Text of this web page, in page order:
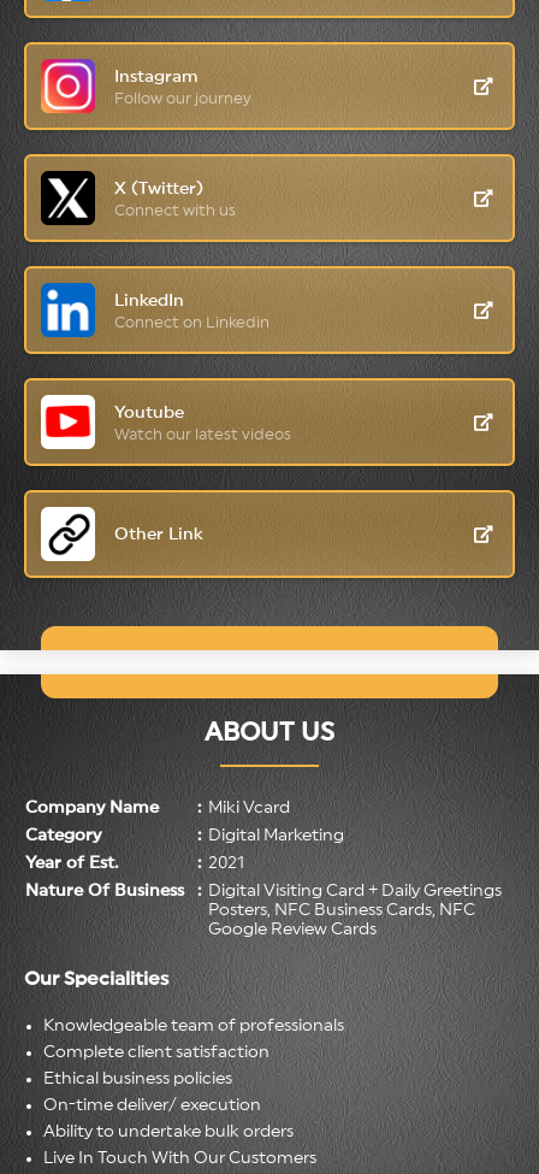
Instagram
Follow our journey
X (Twitter)
Connect with us
LinkedIn
Connect on Linkedin
Youtube
Watch our latest videos
Other Link
ABOUT US
Company Name : Miki Vcard
Category
: Digital Marketing
Year of Est.
: 2021
Nature Of Business
: Digital Visiting Card + Daily Greetings
Posters, NFC Business Cards, NFC
Google Review Cards
Our Specialities
Knowledgeable team of professionals
Complete client satisfaction
Ethical business policies
On-time deliver/ execution
Ability to undertake bulk orders
Live In Touch With Our Customers